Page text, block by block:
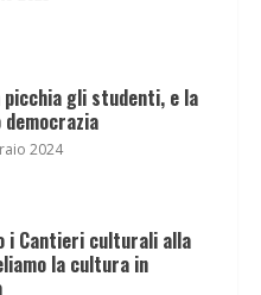
picchia gli studenti, e la
democrazia
2024
i Cantieri culturali alla
la cultura in